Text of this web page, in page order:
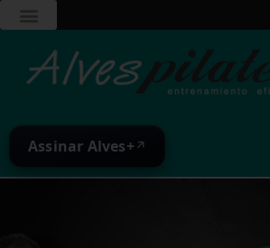
Assinar Alves+ ↗